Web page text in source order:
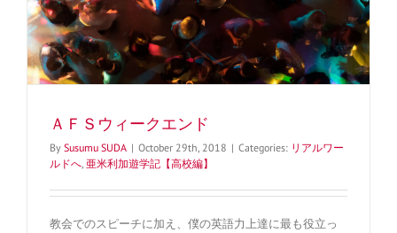
ＡＦＳウィークエンド
By Susumu SUDA | October 29th, 2018 | Categories: リアルワー
ルドへ 亜米利加遊学記【高校編】
教会でのスピーチに加え、僕の英語力上達に最も役立っ